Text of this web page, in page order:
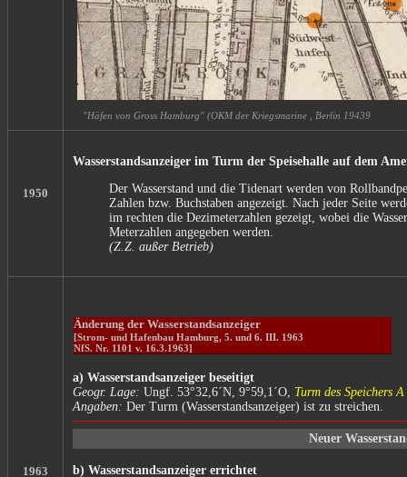
"Häfen von Gross Hamburg" (OKM der Kriegsmarine , Berlin 19439
1950
Wasserstandsanzeiger im Turm der Speisehalle auf dem
Der Wasserstand und die Tidenart werden von
Zahlen bzw. Buchstaben angezeigt. Nach jeder Seite
im rechten die Dezimeterzahlen gezeigt, wobei die
Meterzahlen angegeben werden.
(Z.Z. außer Betrieb)
1963
Änderung der Wasserstandsanzeiger
[Strom- und Hafenbau Hamburg, 5. und 6. III. 1963
NfS. Nr. 1101 v. 16.3.1963]
a) Wasserstandsanzeiger beseitigt
Geogr. Lage: Ungf. 53°32,6´N, 9°59,1´O, Turm des Speichers A
Angaben: Der Turm (Wasserstandsanzeiger) ist zu streichen.
Neuer
b) Wasserstandsanzeiger errichtet